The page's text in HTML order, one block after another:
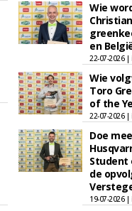
Wie
en
22-07-2026 |
Wie
Toro
of the
22-07-2026 |
Doe
Student
de
19-07-2026 |